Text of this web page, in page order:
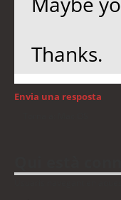
Thanks.
Envia una resposta